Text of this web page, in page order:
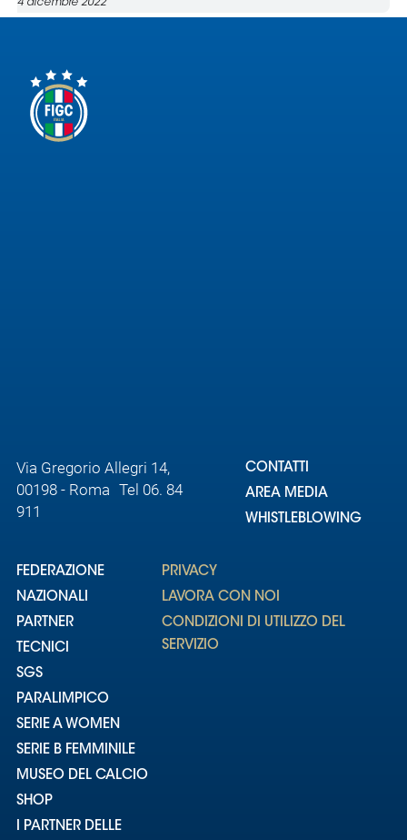
Via Gregorio Allegri 14,
00198 - Roma Tel 06. 84
911
CONTATTI
AREA MEDIA
WHISTLEBLOWING
FEDERAZIONE
NAZIONALI
PARTNER
TECNICI
SGS
PARALIMPICO
SERIE A WOMEN
SERIE B FEMMINILE
MUSEO DEL CALCIO
SHOP
I PARTNER DELLE
PRIVACY
LAVORA CON NOI
CONDIZIONI DI UTILIZZO DEL
SERVIZIO